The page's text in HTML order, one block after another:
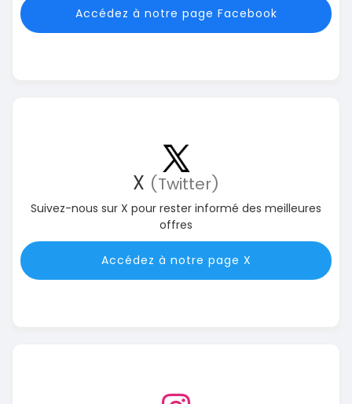
Accédez à notre page Facebook
X (Twitter)
Suivez-nous sur X pour rester informé des meilleures
offres
Accédez à notre page X